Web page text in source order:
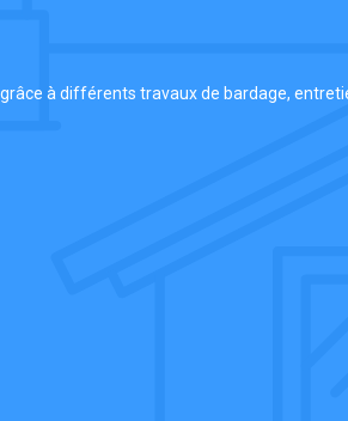
à différents travaux de bardage,